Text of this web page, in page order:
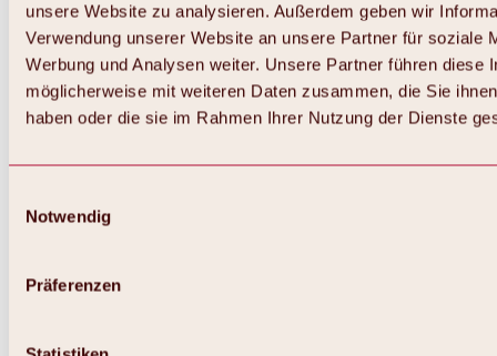
unsere Website zu analysieren. Außerdem geben wir
Verwendung unserer Website an unsere Partner für soziale
Werbung und Analysen weiter. Unsere Partner führen diese
möglicherweise mit weiteren Daten zusammen, die Sie
haben oder die sie im Rahmen Ihrer Nutzung der Dienste
Notwendig
Präferenzen